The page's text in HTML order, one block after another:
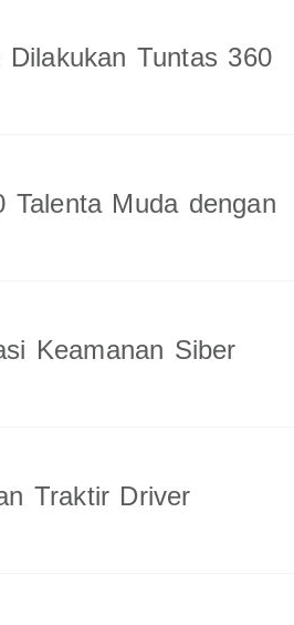
Tuntas 360
Talenta Muda dengan
Keamanan Siber
Traktir Driver